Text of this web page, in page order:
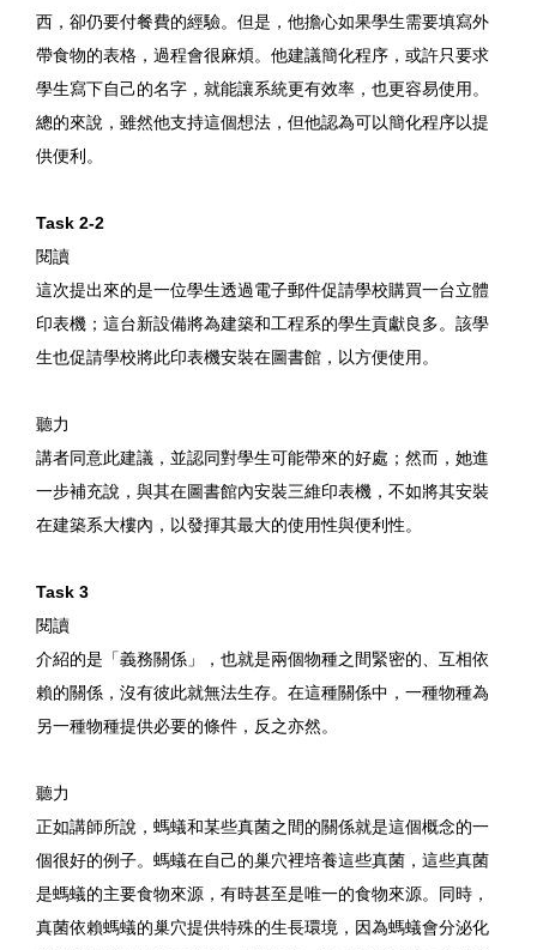
西，卻仍要付餐費的經驗。但是，他擔心如果學生需要填寫外
帶食物的表格，過程會很麻煩。他建議簡化程序，或許只要求
學生寫下自己的名字，就能讓系統更有效率，也更容易使用。
總的來說，雖然他支持這個想法，但他認為可以簡化程序以提
供便利。
Task 2-2
閱讀
這次提出來的是一位學生透過電子郵件促請學校購買一台立體
印表機；這台新設備將為建築和工程系的學生貢獻良多。該學
生也促請學校將此印表機安裝在圖書館，以方便使用。
聽力
講者同意此建議，並認同對學生可能帶來的好處；然而，她進
一步補充說，與其在圖書館內安裝三維印表機，不如將其安裝
在建築系大樓內，以發揮其最大的使用性與便利性。
Task 3
閱讀
介紹的是「義務關係」，也就是兩個物種之間緊密的、互相依
賴的關係，沒有彼此就無法生存。在這種關係中，一種物種為
另一種物種提供必要的條件，反之亦然。
聽力
正如講師所說，螞蟻和某些真菌之間的關係就是這個概念的一
個很好的例子。螞蟻在自己的巢穴裡培養這些真菌，這些真菌
是螞蟻的主要食物來源，有時甚至是唯一的食物來源。同時，
真菌依賴螞蟻的巢穴提供特殊的生長環境，因為螞蟻會分泌化